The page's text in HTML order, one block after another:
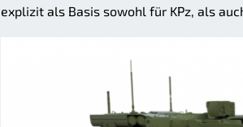
explizit als Basis sowohl für KPz, als